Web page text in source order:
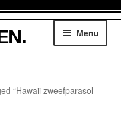
Menu
“Hawaii zweefparasol